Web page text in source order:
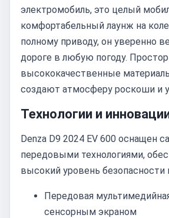
электромобиль, это целый
комфортабельный лаунж на
полному приводу, он уверенно
дороге в любую погоду.
высококачественные
создают атмосферу роскоши и
Технологии и
Denza D9 2024 EV 600 оснащен
передовыми технологиями,
высокий уровень безопасности
Передовая
сенсорным экраном